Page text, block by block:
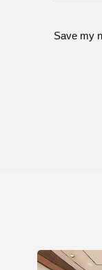
Save my